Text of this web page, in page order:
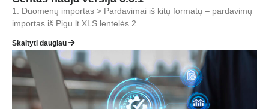
1. Duomenų importas > Pardavimai iš kitų formatų – pardavimų
importas iš Pigu.lt XLS lentelės.2.
Skaityti daugiau